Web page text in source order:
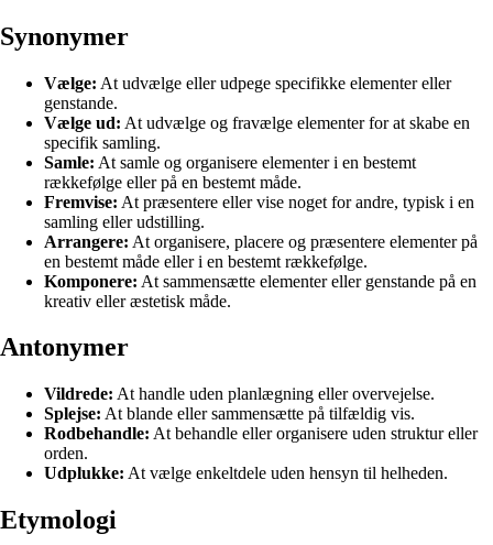
Synonymer
Vælge: At udvælge eller udpege specifikke elementer eller
genstande.
Vælge ud: At udvælge og fravælge elementer for at skabe en
specifik samling.
Samle: At samle og organisere elementer i en bestemt
rækkefølge eller på en bestemt måde.
Fremvise: At præsentere eller vise noget for andre, typisk i en
samling eller udstilling.
Arrangere: At organisere, placere og præsentere elementer på
en bestemt måde eller i en bestemt rækkefølge.
Komponere: At sammensætte elementer eller genstande på en
kreativ eller æstetisk måde.
Antonymer
Vildrede: At handle uden planlægning eller overvejelse.
Splejse: At blande eller sammensætte på tilfældig vis.
Rodbehandle: At behandle eller organisere uden struktur eller
orden.
Udplukke: At vælge enkeltdele uden hensyn til helheden.
Etymologi